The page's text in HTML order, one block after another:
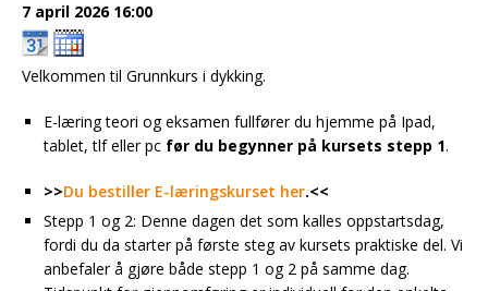
7 april 202616:00
Velkommen til Grunnkurs i dykking.
E-læring teori og eksamen fullfører du hjemme på Ipad,
tablet, tlf eller pc før du begynner på kursets stepp 1.
>>Du bestiller E-læringskurset her.<<
Stepp 1 og 2: Denne dagen det som kalles oppstartsdag,
fordi du da starter på første steg av kursets praktiske del. Vi
anbefaler å gjøre både stepp 1 og 2 på samme dag.